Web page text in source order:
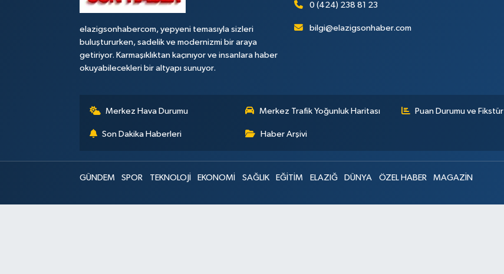
elazigsonhabercom, yepyeni temasıyla sizleri
buluştururken, sadelik ve modernizmi bir araya
getiriyor. Karmaşıklıktan kaçınıyor ve insanlara haber
okuyabilecekleri bir altyapı sunuyor.
0 (424) 238 81 23
bilgi@elazigsonhaber.com
Merkez Hava Durumu Merkez Trafik Yoğunluk Haritası Puan Durumu ve Fikstür
Son Dakika Haberleri Haber Arşivi
GÜNDEM SPOR TEKNOLOJİ EKONOMİ SAĞLIK EĞİTİM ELAZIĞ DÜNYA ÖZEL HABER MAGAZİN